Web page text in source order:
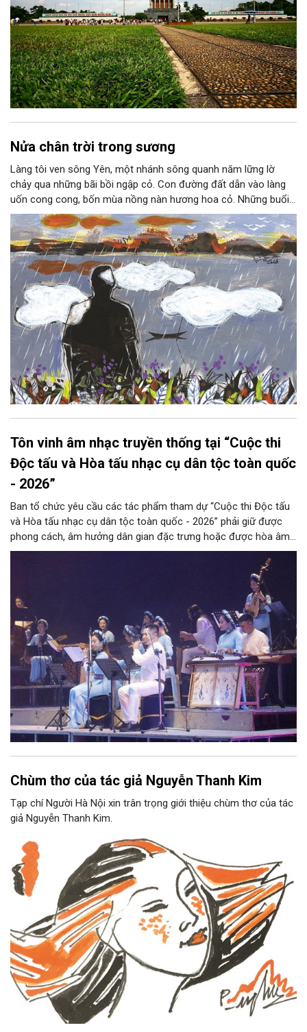
Nửa chân trời trong sương
Làng tôi ven sông Yên, một nhánh sông quanh năm lững lờ
chảy qua những bãi bồi ngập cỏ. Con đường đất dẫn vào làng
uốn cong cong, bốn mùa nồng nàn hương hoa cỏ. Những buổi
hoàng hôn, khi nắng đã dịu xuống phía cuối sông, đám hoa tím
lại thẫm màu như có ai vừa rắc lên một lớp khói.
Tôn vinh âm nhạc truyền thống tại “Cuộc thi
Độc tấu và Hòa tấu nhạc cụ dân tộc toàn quốc
- 2026”
Ban tổ chức yêu cầu các tác phẩm tham dự “Cuộc thi Độc tấu
và Hòa tấu nhạc cụ dân tộc toàn quốc - 2026” phải giữ được
phong cách, âm hưởng dân gian đặc trưng hoặc được hòa âm,
phối khí mới trên nền tảng làn điệu âm nhạc truyền thống Việt
Nam, đồng thời phải được trình diễn trực tiếp bằng nhạc cụ dân
Chùm thơ của tác giả Nguyễn Thanh Kim
Tạp chí Người Hà Nội xin trân trọng giới thiệu chùm thơ của tác
giả Nguyễn Thanh Kim.